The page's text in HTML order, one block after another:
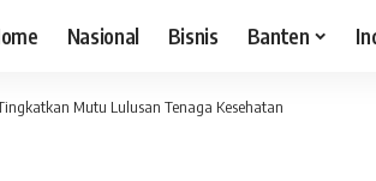
Nasional Bisnis Banten
Mutu Lulusan Tenaga Kesehatan